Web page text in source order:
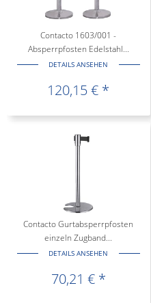
Contacto 1603/001 -
Absperrpfosten Edelstahl...
DETAILS ANSEHEN
120,15 € *
Contacto Gurtabsperrpfosten
einzeln Zugband...
DETAILS ANSEHEN
70,21 € *